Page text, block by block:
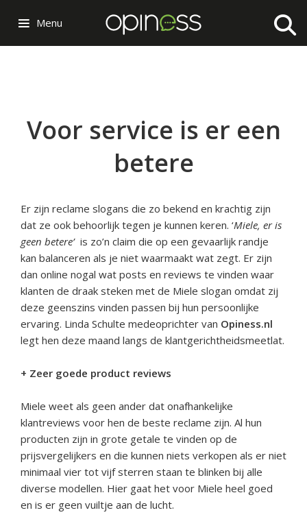
Menu
Voor service is er een
betere
Er zijn reclame slogans die zo bekend en krachtig zijn
dat ze ook behoorlijk tegen je kunnen keren. ‘Miele, er is
geen betere’is zo’n claim die op een gevaarlijk randje
kan balanceren als je niet waarmaakt wat zegt. Er zijn
dan online nogal wat posts en reviews te vinden waar
klanten de draak steken met de Miele slogan omdat zij
deze geenszins vinden passen bij hun persoonlijke
ervaring. Linda Schulte medeoprichter van Opiness.nl
legt hen deze maand langs de klantgerichtheidsmeetlat.
+ Zeer goede product reviews
Miele weet als geen ander dat onafhankelijke
klantreviews voor hen de beste reclame zijn. Al hun
producten zijn in grote getale te vinden op de
prijsvergelijkers en die kunnen niets verkopen als er niet
minimaal vier tot vijf sterren staan te blinken bij alle
diverse modellen. Hier gaat het voor Miele heel goed
en is er geen vuiltje aan de lucht.